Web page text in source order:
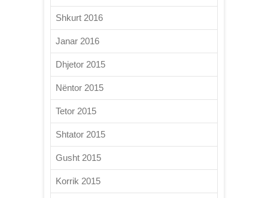
Shkurt 2016
Janar 2016
Dhjetor 2015
Nëntor 2015
Tetor 2015
Shtator 2015
Gusht 2015
Korrik 2015